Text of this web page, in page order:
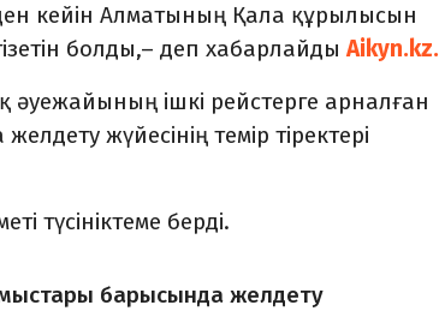
кейін Алматының Қала құрылысын
болды,– деп хабарлайдыAikyn.kz.
ішкі рейстерге арналған
жүйесінің темір тіректері
түсініктеме берді.
барысында желдету